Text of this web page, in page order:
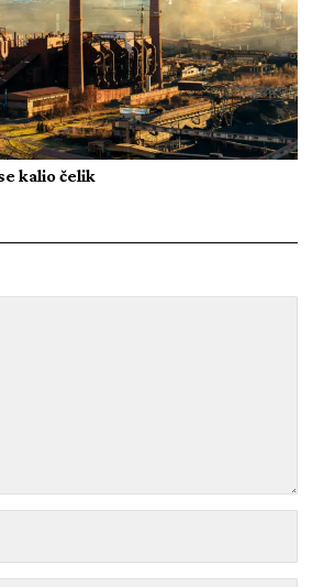
kalio čelik